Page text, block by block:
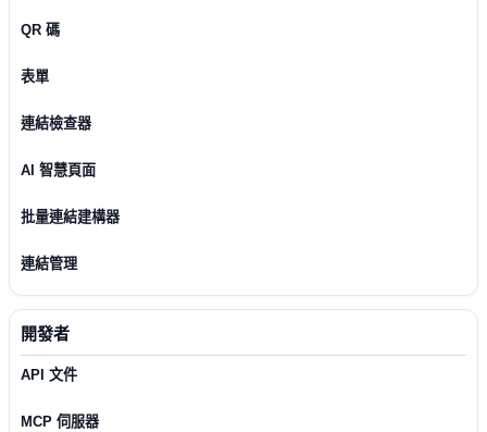
QR 碼
表單
連結檢查器
AI 智慧頁面
批量連結建構器
連結管理
開發者
API 文件
MCP 伺服器